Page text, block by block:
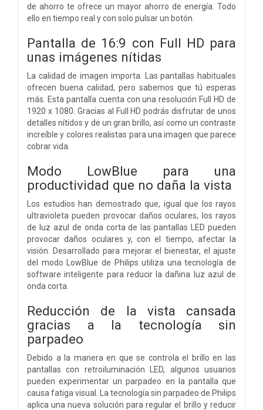
de ahorro te ofrece un mayor ahorro de energía. Todo
ello en tiempo real y con solo pulsar un botón.
Pantalla de 16:9 con Full HD para
unas imágenes nítidas
La calidad de imagen importa. Las pantallas habituales
ofrecen buena calidad, pero sabemos que tú esperas
más. Esta pantalla cuenta con una resolución Full HD de
1920 x 1080. Gracias al Full HD podrás disfrutar de unos
detalles nítidos y de un gran brillo, así como un contraste
increíble y colores realistas para una imagen que parece
cobrar vida.
Modo LowBlue para una
productividad que no daña la vista
Los estudios han demostrado que, igual que los rayos
ultravioleta pueden provocar daños oculares, los rayos
de luz azul de onda corta de las pantallas LED pueden
provocar daños oculares y, con el tiempo, afectar la
visión. Desarrollado para mejorar el bienestar, el ajuste
del modo LowBlue de Philips utiliza una tecnología de
software inteligente para reducir la dañina luz azul de
onda corta.
Reducción de la vista cansada
gracias a la tecnología sin
parpadeo
Debido a la manera en que se controla el brillo en las
pantallas con retroiluminación LED, algunos usuarios
pueden experimentar un parpadeo en la pantalla que
causa fatiga visual. La tecnología sin parpadeo de Philips
aplica una nueva solución para regular el brillo y reducir